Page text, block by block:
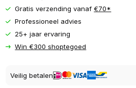
Gratis verzending vanaf€70*
Professioneel advies
25+ jaar ervaring
Win €300 shoptegoed
Veilig betalen